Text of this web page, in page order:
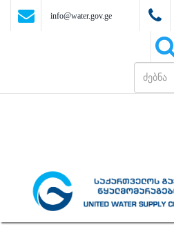
info@water.gov.ge